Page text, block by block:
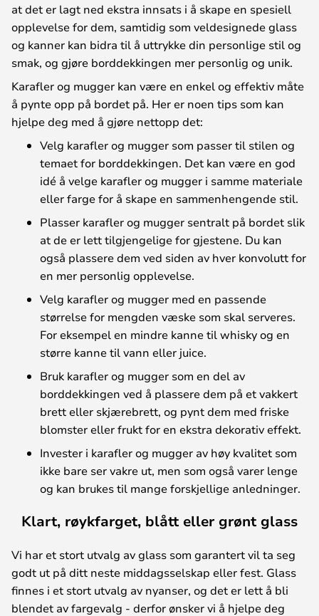
at det er lagt ned ekstra innsats i å skape en spesiell
opplevelse for dem, samtidig som veldesignede glass
og kanner kan bidra til å uttrykke din personlige stil og
smak, og gjøre borddekkingen mer personlig og unik.
Karafler og mugger kan være en enkel og effektiv måte
å pynte opp på bordet på. Her er noen tips som kan
hjelpe deg med å gjøre nettopp det:
Velg karafler og mugger som passer til stilen og
temaet for borddekkingen. Det kan være en god
idé å velge karafler og mugger i samme materiale
eller farge for å skape en sammenhengende stil.
Plasser karafler og mugger sentralt på bordet slik
at de er lett tilgjengelige for gjestene. Du kan
også plassere dem ved siden av hver konvolutt for
en mer personlig opplevelse.
Velg karafler og mugger med en passende
størrelse for mengden væske som skal serveres.
For eksempel en mindre kanne til whisky og en
større kanne til vann eller juice.
Bruk karafler og mugger som en del av
borddekkingen ved å plassere dem på et vakkert
brett eller skjærebrett, og pynt dem med friske
blomster eller frukt for en ekstra dekorativ effekt.
Invester i karafler og mugger av høy kvalitet som
ikke bare ser vakre ut, men som også varer lenge
og kan brukes til mange forskjellige anledninger.
Klart, røykfarget, blått eller grønt glass
Vi har et stort utvalg av glass som garantert vil ta seg
godt ut på ditt neste middagsselskap eller fest. Glass
finnes i et stort utvalg av nyanser, og det er lett å bli
blendet av fargevalg - derfor ønsker vi å hjelpe deg